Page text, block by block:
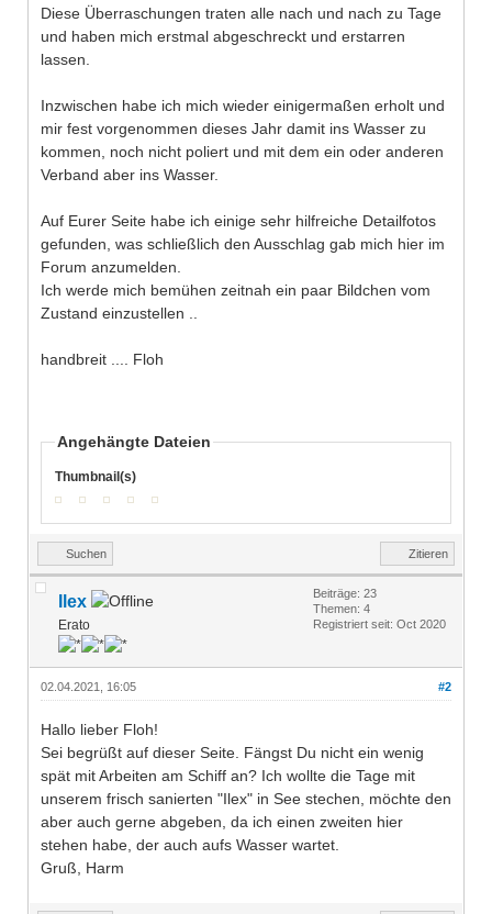
Diese Überraschungen traten alle nach und nach zu Tage
und haben mich erstmal abgeschreckt und erstarren
lassen.
Inzwischen habe ich mich wieder einigermaßen erholt und
mir fest vorgenommen dieses Jahr damit ins Wasser zu
kommen, noch nicht poliert und mit dem ein oder anderen
Verband aber ins Wasser.
Auf Eurer Seite habe ich einige sehr hilfreiche Detailfotos
gefunden, was schließlich den Ausschlag gab mich hier im
Forum anzumelden.
Ich werde mich bemühen zeitnah ein paar Bildchen vom
Zustand einzustellen ..
handbreit .... Floh
Angehängte Dateien
Thumbnail(s)
Suchen Zitieren
Ilex
Erato
Beiträge: 23
Themen: 4
Registriert seit: Oct 2020
#2
02.04.2021, 16:05
Hallo lieber Floh!
Sei begrüßt auf dieser Seite. Fängst Du nicht ein wenig
spät mit Arbeiten am Schiff an? Ich wollte die Tage mit
unserem frisch sanierten "Ilex" in See stechen, möchte den
aber auch gerne abgeben, da ich einen zweiten hier
stehen habe, der auch aufs Wasser wartet.
Gruß, Harm